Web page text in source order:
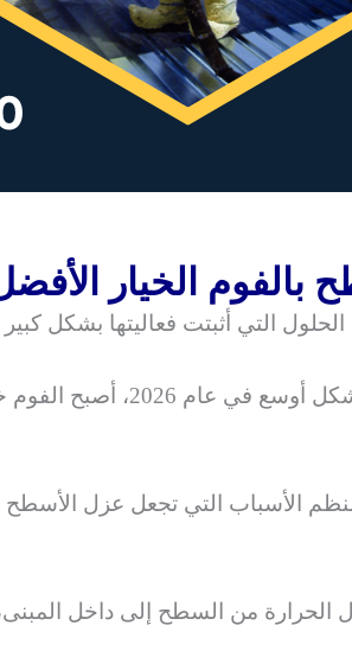
بالفوم الخيار
التي أثبتت فعاليتها بشكل
ومع تطور مواد العزل
الأسباب التي تجعل عزل
الحرارة من السطح إلى داخل